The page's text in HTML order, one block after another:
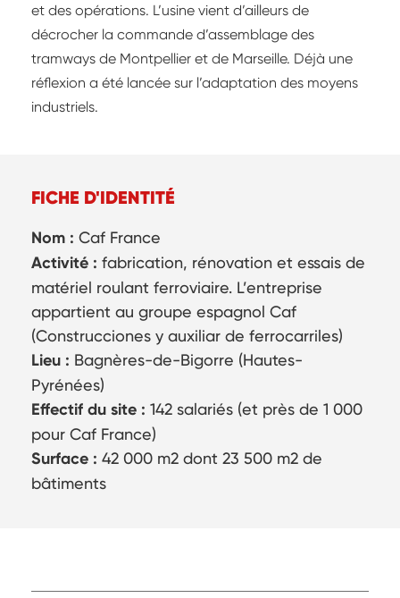
et des opérations. L’usine vient d’ailleurs de
décrocher la commande d’assemblage des
tramways de Montpellier et de Marseille. Déjà une
réflexion a été lancée sur l’adaptation des moyens
industriels.
FICHE D'IDENTITÉ
Nom : Caf France
Activité : fabrication, rénovation et essais de
matériel roulant ferroviaire. L’entreprise
appartient au groupe espagnol Caf
(Construcciones y auxiliar de ferrocarriles)
Lieu : Bagnères-de-Bigorre (Hautes-
Pyrénées)
Effectif du site : 142 salariés (et près de 1 000
pour Caf France)
Surface : 42 000 m2 dont 23 500 m2 de
bâtiments